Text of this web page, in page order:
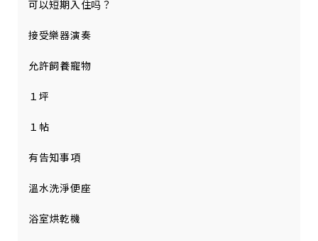
可以短期入住吗？
接受樂器演奏
允許飼養寵物
１坪
１帖
有告知事項
溫水洗淨便座
浴室烘乾機